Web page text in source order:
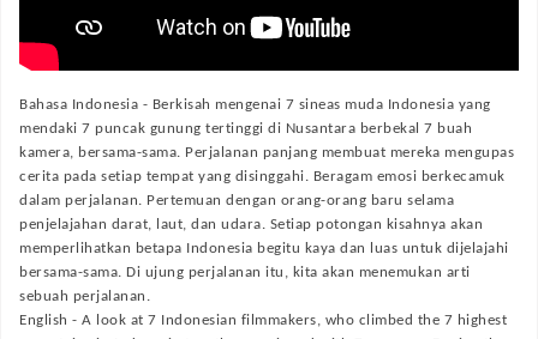
Bahasa Indonesia - Berkisah mengenai 7 sineas muda Indonesia yang
mendaki 7 puncak gunung tertinggi di Nusantara berbekal 7 buah
kamera, bersama-sama. Perjalanan panjang membuat mereka mengupas
cerita pada setiap tempat yang disinggahi. Beragam emosi berkecamuk
dalam perjalanan. Pertemuan dengan orang-orang baru selama
penjelajahan darat, laut, dan udara. Setiap potongan kisahnya akan
memperlihatkan betapa Indonesia begitu kaya dan luas untuk dijelajahi
bersama-sama. Di ujung perjalanan itu, kita akan menemukan arti
sebuah perjalanan.
English - A look at 7 Indonesian filmmakers, who climbed the 7 highest